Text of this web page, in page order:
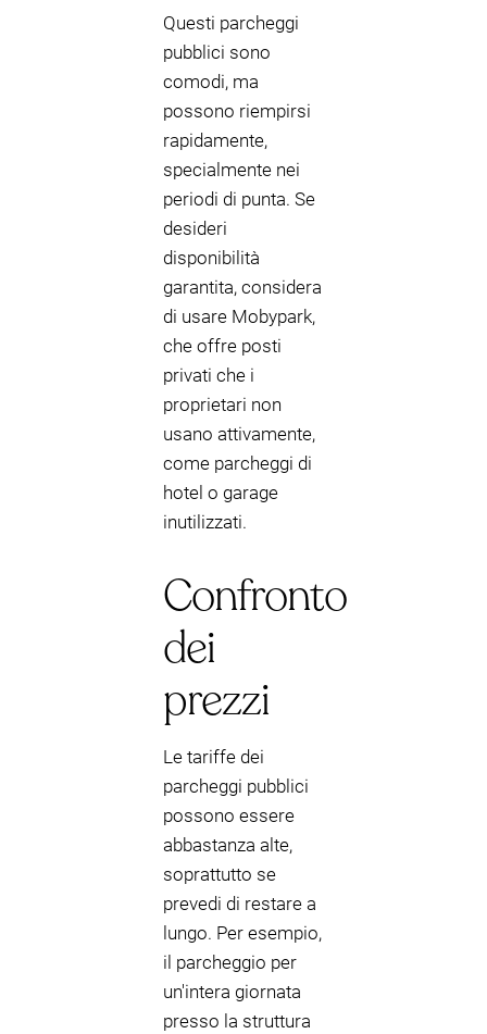
Questi parcheggi
pubblici sono
comodi, ma
possono riempirsi
rapidamente,
specialmente nei
periodi di punta. Se
desideri
disponibilità
garantita, considera
di usare Mobypark,
che offre posti
privati che i
proprietari non
usano attivamente,
come parcheggi di
hotel o garage
inutilizzati.
Confronto
dei
prezzi
Le tariffe dei
parcheggi pubblici
possono essere
abbastanza alte,
soprattutto se
prevedi di restare a
lungo. Per esempio,
il parcheggio per
un'intera giornata
presso la struttura